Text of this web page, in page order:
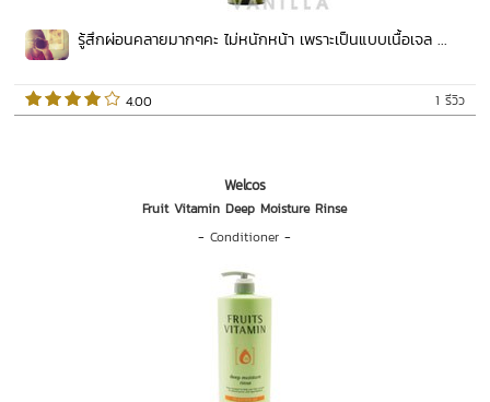
รู้สึกผ่อนคลายมากๆคะ ไม่หนักหน้า เพราะเป็นแบบเนื้อเจล ...
1 รีวิว
4.00
Welcos
Fruit Vitamin Deep Moisture Rinse
-Conditioner -